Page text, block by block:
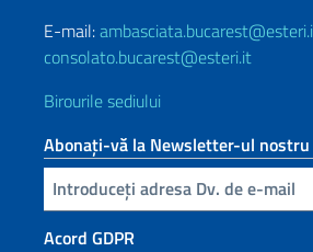
E-mail:
consolato.bucarest@esteri.it
Birourile sediului
Abonați-vă la Newsletter-ul nostru
Inserisci la tua email
Acord GDPR